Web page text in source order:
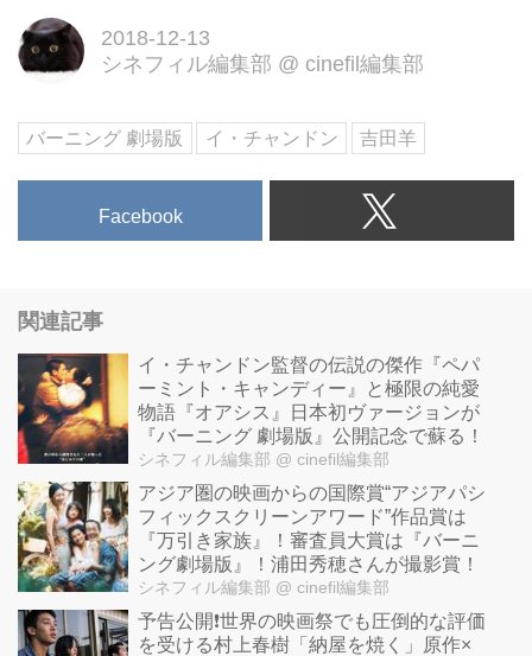
月1日（金）TOHOシネマズ シャ
2018-12-13
シネフィル編集部 @ cinefil編集部
バーニング 劇場版 イ・チャンドン 吉田羊
Facebook
関連記事
イ・チャンドン監督の伝説の傑作『ペパ
ーミント・キャンディー』と極限の純愛
物語『オアシス』日本初ヴァージョンが
『バーニング 劇場版』公開記念で蘇る！
シネフィル編集部 @ cinefil編集部
アジア圏の映画からの国際賞“アジアパシ
フィックスクリーンアワード”作品賞は
『万引き家族』！審査員大賞は『バーニ
ング劇場版』！浦田秀穂さんが撮影賞！
シネフィル編集部 @ cinefil編集部
予告公開❗️世界の映画祭でも圧倒的な評価
を受ける村上春樹「納屋を焼く」原作×